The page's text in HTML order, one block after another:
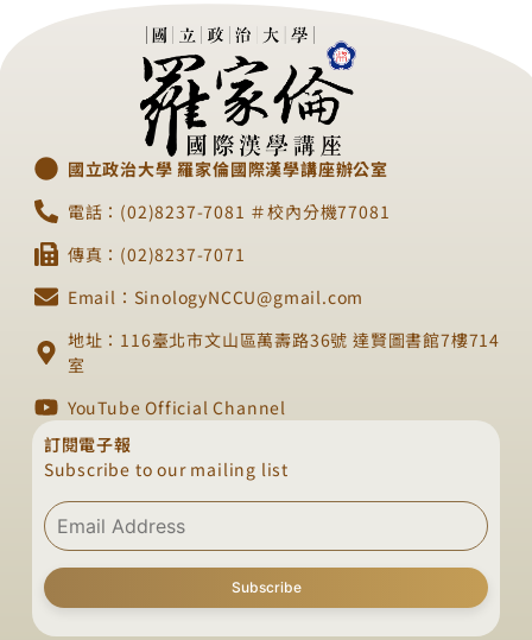
國立政治大學 羅家倫國際漢學講座辦公室
電話：(02)8237-7081 ＃校內分機77081
傳真：(02)8237-7071
Email：SinologyNCCU@gmail.com
地址：116臺北市文山區萬壽路36號 達賢圖書館7樓714
室
YouTube Official Channel
訂閱電子報
Subscribe to our mailing list
Subscribe